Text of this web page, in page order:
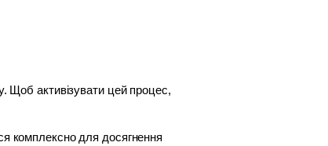
Щоб активізувати цей процес,